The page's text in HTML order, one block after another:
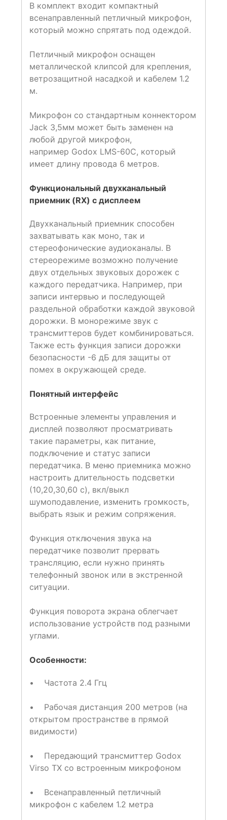
В комплект входит компактный
всенаправленный петличный микрофон,
который можно спрятать под одеждой.
Петличный микрофон оснащен
металлической клипсой для крепления,
ветрозащитной насадкой и кабелем 1.2
м.
Микрофон со стандартным коннектором
Jack 3,5мм может быть заменен на
любой другой микрофон,
например Godox LMS-60C, который
имеет длину провода 6 метров.
Функциональный двухканальный
приемник (RX) с дисплеем
Двухканальный приемник способен
захватывать как моно, так и
стереофонические аудиоканалы. В
стереорежиме возможно получение
двух отдельных звуковых дорожек с
каждого передатчика. Например, при
записи интервью и последующей
раздельной обработки каждой звуковой
дорожки. В монорежиме звук с
трансмиттеров будет комбинироваться.
Также есть функция записи дорожки
безопасности -6 дБ для защиты от
помех в окружающей среде.
Понятный интерфейс
Встроенные элементы управления и
дисплей позволяют просматривать
такие параметры, как питание,
подключение и статус записи
передатчика. В меню приемника можно
настроить длительность подсветки
(10,20,30,60 с), вкл/выкл
шумоподавление, изменить громкость,
выбрать язык и режим сопряжения.
Функция отключения звука на
передатчике позволит прервать
трансляцию, если нужно принять
телефонный звонок или в экстренной
ситуации.
Функция поворота экрана облегчает
использование устройств под разными
углами.
Особенности:
• Частота 2.4 Ггц
• Рабочая дистанция 200 метров (на
открытом пространстве в прямой
видимости)
• Передающий трансмиттер Godox
Virso TX со встроенным микрофоном
• Всенаправленный петличный
микрофон с кабелем 1.2 метра